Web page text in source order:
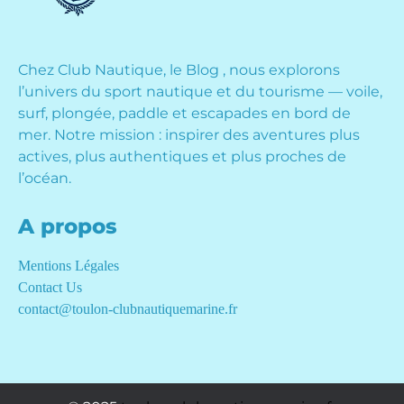
Chez Club Nautique, le Blog , nous explorons
l’univers du sport nautique et du tourisme — voile,
surf, plongée, paddle et escapades en bord de
mer. Notre mission : inspirer des aventures plus
actives, plus authentiques et plus proches de
l’océan.
A propos
Mentions Légales
Contact Us
contact@toulon-clubnautiquemarine.fr